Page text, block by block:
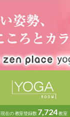
現在の教室登録数 7,724教室